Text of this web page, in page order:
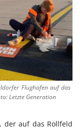
Flughafen auf das
Letzte Generation
der auf das Rollfeld